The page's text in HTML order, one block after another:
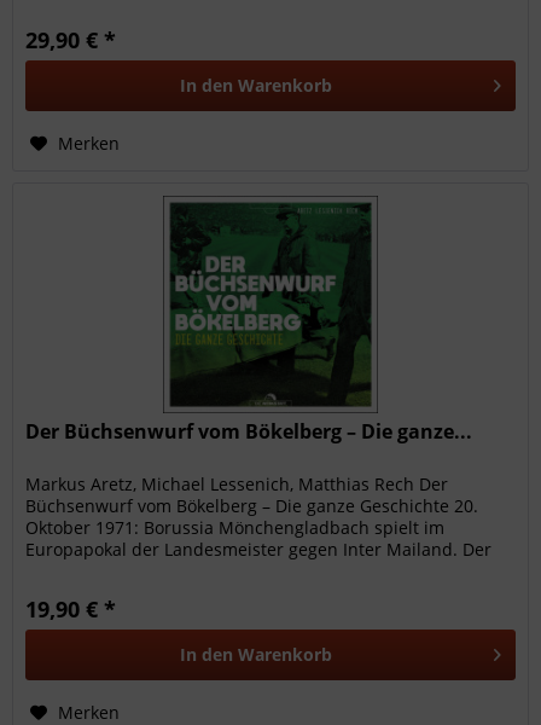
29,90 € *
In den Warenkorb
Merken
Der Büchsenwurf vom Bökelberg – Die ganze...
Markus Aretz, Michael Lessenich, Matthias Rech Der
Büchsenwurf vom Bökelberg – Die ganze Geschichte 20.
Oktober 1971: Borussia Mönchengladbach spielt im
Europapokal der Landesmeister gegen Inter Mailand. Der
19,90 € *
In den Warenkorb
Merken